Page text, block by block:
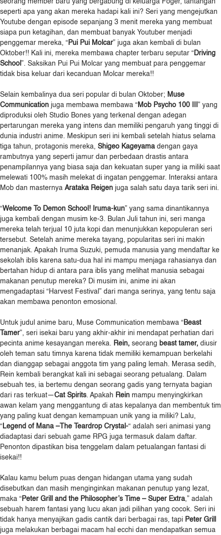
seorang member baru yang bergabung di keluarga Foger, tantangan
seperti apa yang akan mereka hadapi kali ini? Seri yang mengejutkan
Youtube dengan episode sepanjang 3 menit mereka yang membuat
siapa pun ketagihan, dan membuat banyak Youtuber menjadi
penggemar mereka, “ Pui Pui Molcar” juga akan kembali di bulan
Oktober!! Kali ini, mereka membawa chapter terbaru seputar “ Driving
School ”. Saksikan Pui Pui Molcar yang membuat para penggemar
tidak bisa keluar dari kecanduan Molcar mereka!!
Selain kembalinya dua seri popular di bulan Oktober; Muse
Communication juga membawa membawa “Mob Psycho 100 III ” yang
diproduksi oleh Studio Bones yang terkenal dengan adegan
pertarungan mereka yang intens dan memiliki pengaruh yang tinggi di
dunia industri anime. Meskipun seri ini kembali setelah hiatus selama
tiga tahun, protagonis mereka, Shigeo Kageyama dengan gaya
rambutnya yang seperti jamur dan perbedaan drastis antara
penampilannya yang biasa saja dan kekuatan super yang ia miliki saat
melewati 100% masih melekat di ingatan penggemar. Interaksi antara
Mob dan masternya Arataka Reigen juga salah satu daya tarik seri ini.
“Welcome To Demon School! Iruma-kun” yang sama dinantikannya
juga kembali dengan musim ke-3. Bulan Juli tahun ini, seri manga
mereka telah terjual 10 juta kopi dan menunjukkan kepopuleran seri
tersebut. Setelah anime mereka tayang, popularitas seri ini makin
menanjak. Apakah Iruma Suzuki, pemuda manusia yang mendaftar ke
sekolah iblis karena satu-dua hal ini mampu menjaga rahasianya dan
bertahan hidup di antara para iblis yang melihat manusia sebagai
makanan penutup mereka? Di musim ini, anime ini akan
mengadaptasi “Harvest Festival” dari manga serinya, yang tentu saja
akan membawa penonton emosional.
Untuk judul anime baru, Muse Communication membawa “ Beast
Tamer”, seri isekai baru yang akhir-akhir ini mendapat perhatian dari
pecinta anime kesayangan mereka. Rein, seorang beast tamer, diusir
oleh teman satu timnya karena tidak memiliki kemampuan berkelahi
dan dianggap sebagai anggota tim yang paling lemah. Merasa sedih,
Rein kembali berangkat kali ini sebagai seorang petualang. Dalam
sebuah tes, ia bertemu dengan seorang gadis yang ternyata bagian
dari ras terkuat―Cat Spirits. Apakah Rein mampu menyingkirkan
awan kelam yang menggantung di atas kepalanya dan membentuk tim
yang paling kuat dengan kemampuan unik yang ia miliki? Lalu,
“ Legend of Mana –The Teardrop Crystal-“ adalah seri animasi yang
diadaptasi dari sebuah game RPG juga termasuk dalam daftar.
Penonton dipastikan bisa tenggelam dalam petualangan fantasi di
isekai!!
Kalau kamu belum puas dengan hidangan utama yang sudah
disebutkan dan masih menginginkan makanan penutup yang lezat,
maka “ Peter Grill and the Philosopher’s Time – Super Extra,” adalah
sebuah harem fantasi yang lucu akan jadi pilihan yang cocok. Seri ini
tidak hanya menyajikan gadis cantik dari berbagai ras, tapi Peter Grill
juga melakukan berbagai macam hal ecchi dan mendapatkan semua